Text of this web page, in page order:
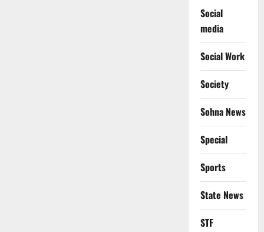
Social
media
Social Work
Society
Sohna News
Special
Sports
State News
STF